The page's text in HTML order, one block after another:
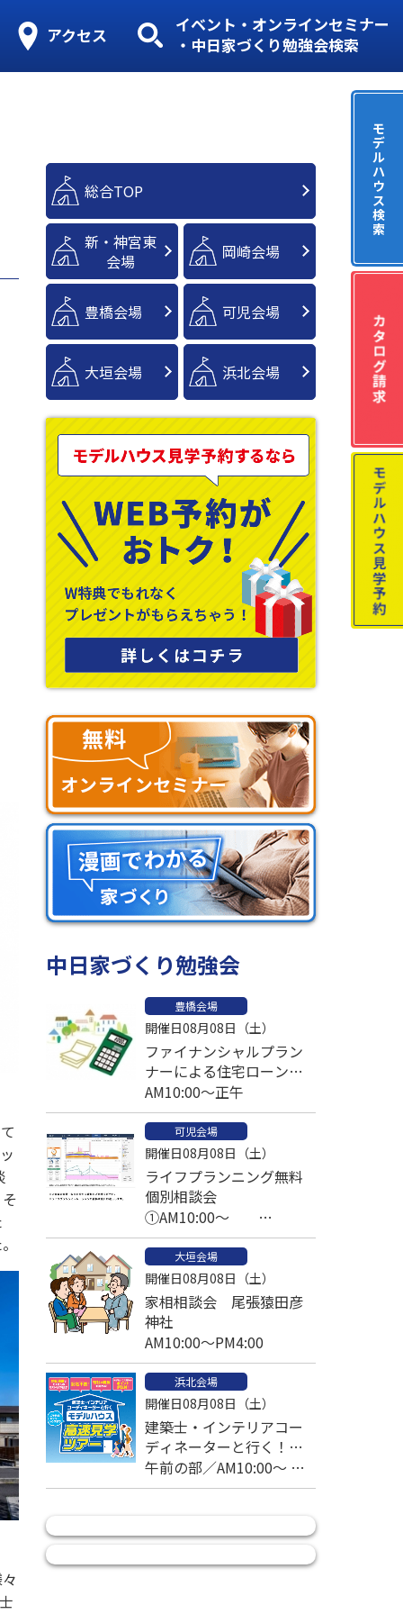
アクセス
イベント・オンラインセミナー
・中日家づくり勉強会検索
総合TOP
新・神宮東
会場
岡崎会場
豊橋会場 可児会場
大垣会場 浜北会場
中日家づくり勉強会
豊橋会場
開催日08月08日（土）
ファイナンシャルプラン
ナーによる住宅ローン比
較個別相談会
AM10:00～正午
可児会場
開催日08月08日（土）
ライフプランニング無料
個別相談会
①AM10:00～
②PM1:00～予約済
③PM2:30～
大垣会場
開催日08月08日（土）
家相相談会 尾張猿田彦
神社
AM10:00～PM4:00
浜北会場
開催日08月08日（土）
建築士・インテリアコー
ディネーターと行く！モ
デルハウス高速見学ツア
ー
午前の部／AM10:00～ 午
後の部／PM1:00～
モ
デ
ル
ハ
ウ
ス
検
索